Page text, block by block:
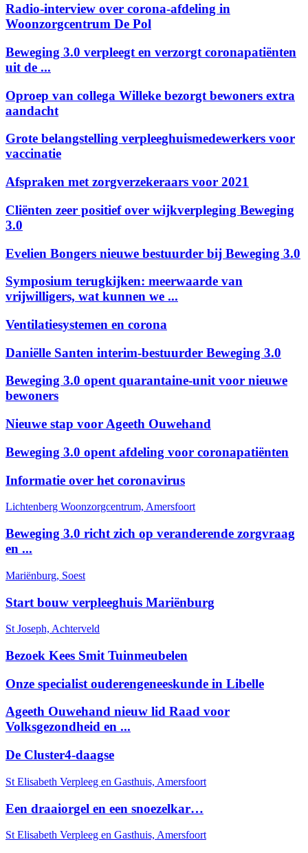
Radio-interview over corona-afdeling in
Woonzorgcentrum De Pol
Beweging 3.0 verpleegt en verzorgt coronapatiënten
uit de ...
Oproep van collega Willeke bezorgt bewoners extra
aandacht
Grote belangstelling verpleeghuismedewerkers voor
vaccinatie
Afspraken met zorgverzekeraars voor 2021
Cliënten zeer positief over wijkverpleging Beweging
3.0
Evelien Bongers nieuwe bestuurder bij Beweging 3.0
Symposium terugkijken: meerwaarde van
vrijwilligers, wat kunnen we ...
Ventilatiesystemen en corona
Daniëlle Santen interim-bestuurder Beweging 3.0
Beweging 3.0 opent quarantaine-unit voor nieuwe
bewoners
Nieuwe stap voor Ageeth Ouwehand
Beweging 3.0 opent afdeling voor coronapatiënten
Informatie over het coronavirus
Lichtenberg Woonzorgcentrum, Amersfoort
Beweging 3.0 richt zich op veranderende zorgvraag
en ...
Mariënburg, Soest
Start bouw verpleeghuis Mariënburg
St Joseph, Achterveld
Bezoek Kees Smit Tuinmeubelen
Onze specialist ouderengeneeskunde in Libelle
Ageeth Ouwehand nieuw lid Raad voor
Volksgezondheid en ...
De Cluster4-daagse
St Elisabeth Verpleeg en Gasthuis, Amersfoort
Een draaiorgel en een snoezelkar…
St Elisabeth Verpleeg en Gasthuis, Amersfoort